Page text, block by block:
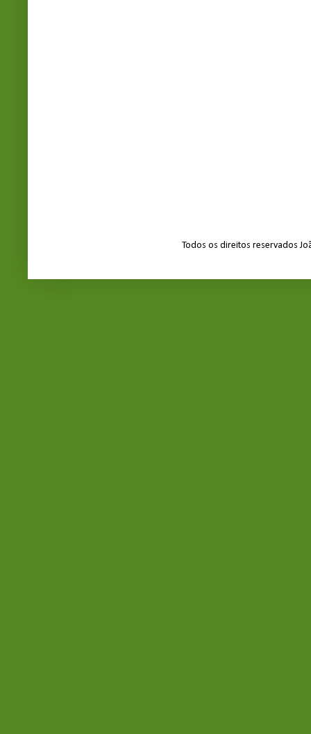
Todos os direitos reservados